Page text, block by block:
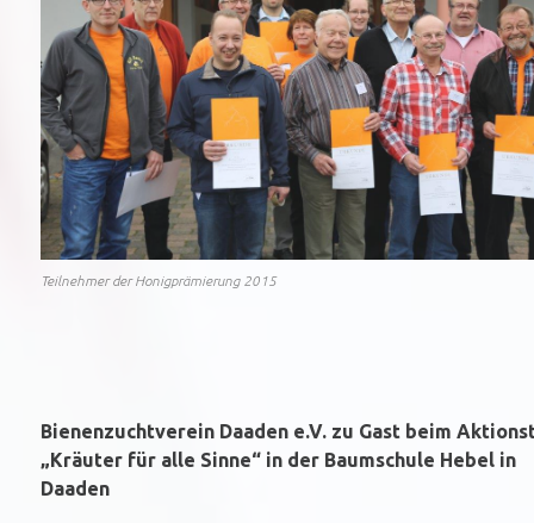
Teilnehmer der Honigprämierung 2015
Bienenzuchtverein Daaden e.V. zu Gast beim
„Kräuter für alle Sinne“ in der Baumschule Hebel in
Daaden